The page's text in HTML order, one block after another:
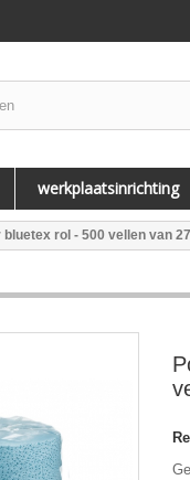
werkplaatsinrichting
bluetex rol - 500 vellen van